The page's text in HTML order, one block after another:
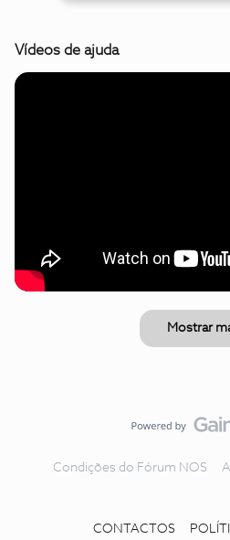
Vídeos de ajuda
Mostrar
Condições do Fórum NOS
CONTACTOS